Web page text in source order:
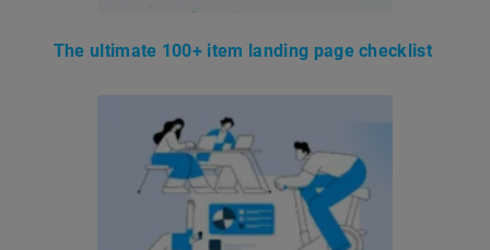
The ultimate 100+ item landing page checklist